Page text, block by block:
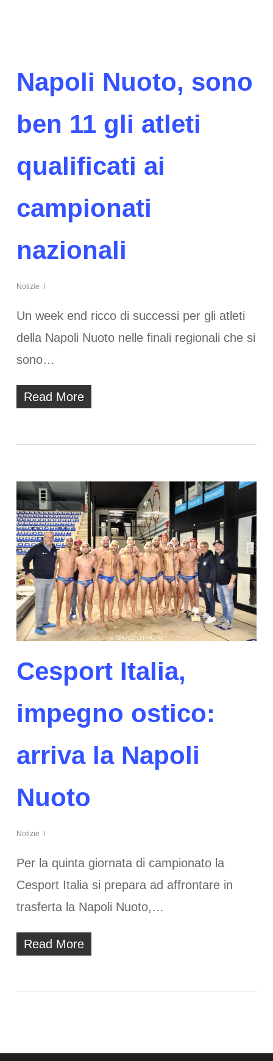
Napoli Nuoto, sono
ben 11 gli atleti
qualificati ai
campionati
nazionali
Notizie
Un week end ricco di successi per gli atleti
della Napoli Nuoto nelle finali regionali che si
sono…
Read More
Cesport Italia,
impegno ostico:
arriva la Napoli
Nuoto
Notizie
Per la quinta giornata di campionato la
Cesport Italia si prepara ad affrontare in
trasferta la Napoli Nuoto,…
Read More